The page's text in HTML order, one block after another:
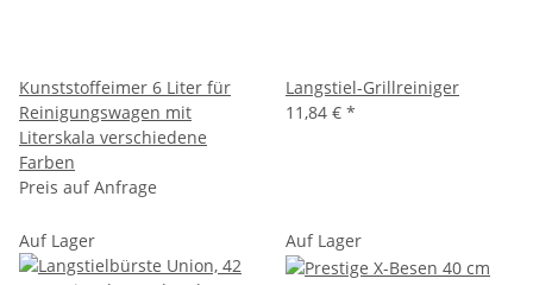
Kunststoffeimer 6 Liter für
Reinigungswagen mit
Literskala verschiedene
Farben
Preis auf Anfrage
Langstiel-Grillreiniger
11,84 € *
Auf Lager Auf Lager